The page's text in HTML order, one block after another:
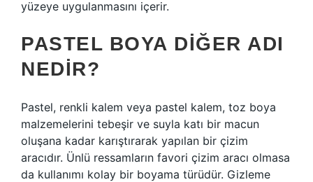
yüzeye uygulanmasını içerir.
PASTEL BOYA DIĞER ADI
NEDIR?
Pastel, renkli kalem veya pastel kalem, toz boya
malzemelerini tebeşir ve suyla katı bir macun
oluşana kadar karıştırarak yapılan bir çizim
aracıdır. Ünlü ressamların favori çizim aracı olmasa
da kullanımı kolay bir boyama türüdür. Gizleme